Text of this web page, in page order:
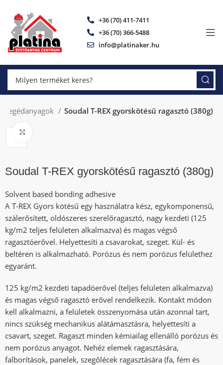
+36 (70) 411-7411
+36 (70) 366-5488
info@platinaker.hu
segédanyagok Soudal T-REX gyorskötésű ragasztó (380g)
Soudal T-REX gyorskötésű ragasztó (380g)
Solvent based bonding adhesive
A T-REX Gyors kötésű egy használatra kész, egykomponensű,
szálerősített, oldószeres szerelőragasztó, nagy kezdeti (125
kg/m2 teljes felületen alkalmazva) és magas végső
ragasztóerővel. Helyettesíti a csavarokat, szeget. Kül- és
beltéren is alkalmazható. Porózus és nem porózus felülethez
egyaránt.
125 kg/m2 kezdeti tapadóerővel (teljes felületen alkalmazva)
és magas végső ragasztó erővel rendelkezik. Kontakt módon
kell alkalmazni, a felületek összenyomása után azonnal tart,
nincs szükség mechanikus alátámasztásra, helyettesíti a
csavart, szeget. Ragaszt minden kémiailag ellenálló porózus és
nem porózus anyagot. Nehéz elemek ragasztására,
falborítások, panelek, szegőlécek ragasztására (fa, fém és